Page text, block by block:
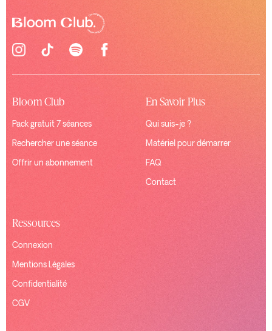
Bloom Club
Pack gratuit 7 séances
Rechercher une séance
Offrir un abonnement
En Savoir Plus
Qui suis-je ?
Matériel pour démarrer
FAQ
Contact
Ressources
Connexion
Mentions Légales
Confidentialité
CGV